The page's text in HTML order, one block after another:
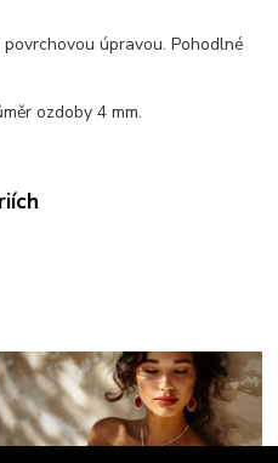
úpravou. Pohodlné
ozdoby 4 mm.